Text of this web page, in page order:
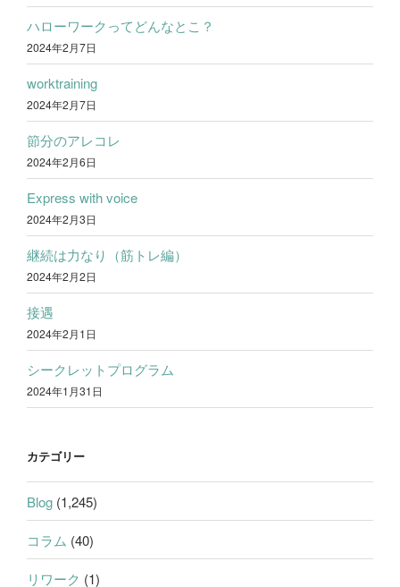
ハローワークってどんなとこ？
2024年2月7日
worktraining
2024年2月7日
節分のアレコレ
2024年2月6日
Express with voice
2024年2月3日
継続は力なり（筋トレ編）
2024年2月2日
接遇
2024年2月1日
シークレットプログラム
2024年1月31日
カテゴリー
Blog (1,245)
コラム (40)
リワーク (1)